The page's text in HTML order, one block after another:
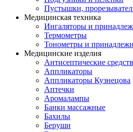
Пустышки,
Медицинская техника
Ингаляторы и
Термометры
Тонометры и
Медицинские изделия
Антисептические
Аппликаторы
Аппликаторы Кузнецова
Аптечки
Аромалампы
Банки массажные
Бахилы
Беруши